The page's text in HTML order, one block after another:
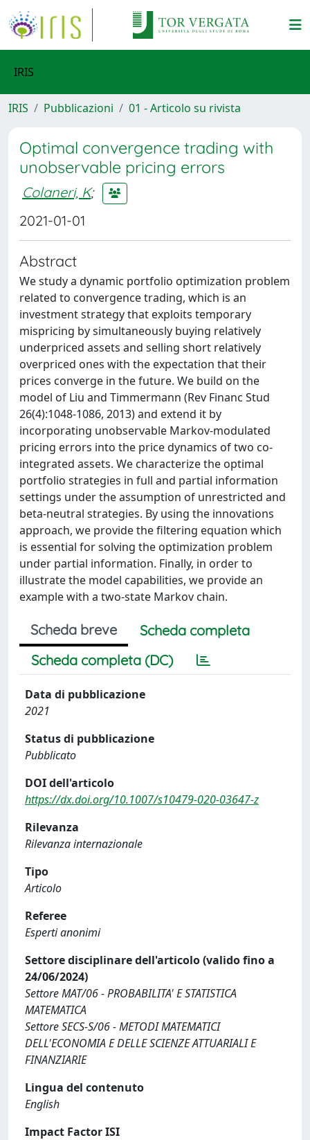
IRIS
IRIS Pubblicazioni 01 - Articolo su rivista
Optimal convergence trading with
unobservable pricing errors
Colaneri, K;
2021-01-01
Abstract
We study a dynamic portfolio optimization problem
related to convergence trading, which is an
investment strategy that exploits temporary
mispricing by simultaneously buying relatively
underpriced assets and selling short relatively
overpriced ones with the expectation that their
prices converge in the future. We build on the
model of Liu and Timmermann (Rev Financ Stud
26(4):1048-1086, 2013) and extend it by
incorporating unobservable Markov-modulated
pricing errors into the price dynamics of two co-
integrated assets. We characterize the optimal
portfolio strategies in full and partial information
settings under the assumption of unrestricted and
beta-neutral strategies. By using the innovations
approach, we provide the filtering equation which
is essential for solving the optimization problem
under partial information. Finally, in order to
illustrate the model capabilities, we provide an
example with a two-state Markov chain.
Scheda breve
Scheda completa
Scheda completa (DC)
Data di pubblicazione
2021
Status di pubblicazione
Pubblicato
DOI dell'articolo
https://dx.doi.org/10.1007/s10479-020-03647-z
Rilevanza
Rilevanza internazionale
Tipo
Articolo
Referee
Esperti anonimi
Settore disciplinare dell'articolo (valido fino a
24/06/2024)
Settore MAT/06 - PROBABILITA' E STATISTICA
MATEMATICA
Settore SECS-S/06 - METODI MATEMATICI
DELL'ECONOMIA E DELLE SCIENZE ATTUARIALI E
FINANZIARIE
Lingua del contenuto
English
Impact Factor ISI